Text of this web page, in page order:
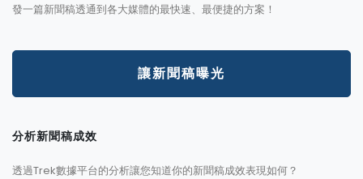
發一篇新聞稿透通到各大媒體的最快速、最便捷的方案！
讓新聞稿曝光
分析新聞稿成效
透過Trek數據平台的分析讓您知道你的新聞稿成效表現如何？